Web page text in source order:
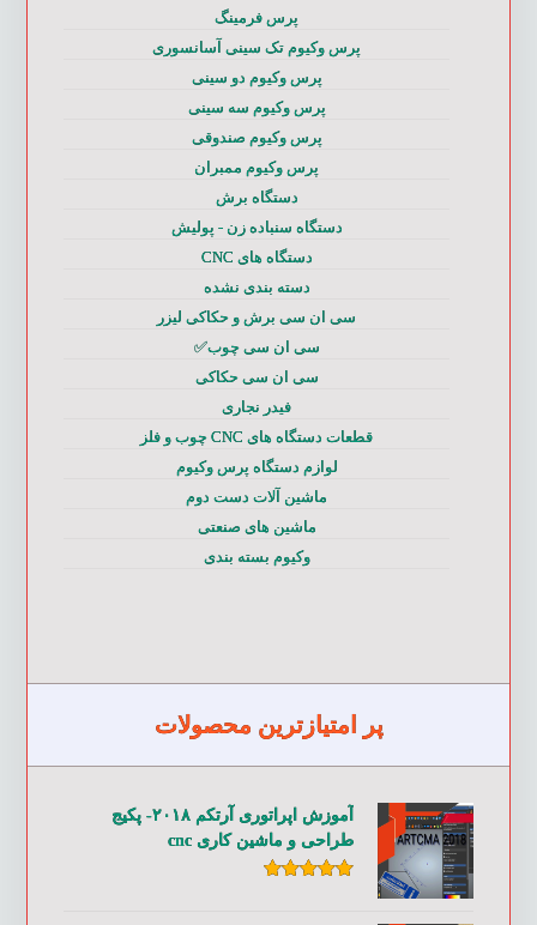
پرس فرمینگ
پرس وکیوم تک سینی آسانسوری
پرس وکیوم دو سینی
پرس وکیوم سه سینی
پرس وکیوم صندوقی
پرس وکیوم ممبران
دستگاه برش
دستگاه سنباده زن - پولیش
دستگاه های CNC
دسته بندی نشده
سی ان سی برش و حکاکی لیزر
سی ان سی چوب✅
سی ان سی حکاکی
فیدر نجاری
قطعات دستگاه های CNC چوب و فلز
لوازم دستگاه پرس وکیوم
ماشین آلات دست دوم
ماشین های صنعتی
وکیوم بسته بندی
پر امتیازترین محصولات
آموزش اپراتوری آرتکم ۲۰۱۸- پکیج
طراحی و ماشین کاری cnc